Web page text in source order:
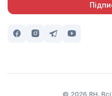
© 2026 RH.